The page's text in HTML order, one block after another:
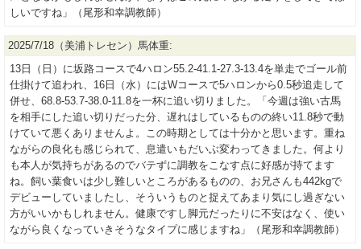
しいですね」（尾形和幸調教師）
2025/7/18（美浦トレセン）馬体重:
13日（日）に坂路コースで4ハロン55.2-41.1-27.3-13.4を単走でゴール前
仕掛けて追われ、16日（水）にはWコースで5ハロンから0.5秒追走して
併せ、68.8-53.7-38.0-11.8を一杯に追い切りました。「今週は強い古馬
を相手にした追い切りだった分、遅れはしているものの終い11.8秒で動
けていて悪くありませんよ。この時期としては十分かと思います。重ね
ながらの良化も感じられて、息遣いもだいぶ変わってきました。何より
も本人が気持ちがあるのでバテずに調教をこなす点に好感が持てます
ね。飼い葉食いは少し難しいところがあるものの、お兄さんも442kgで
デビューしていましたし、そういうものと捉えてあまり気にし過ぎない
方がいいかもしれません。健康ですし脚元だったりに不安はなく、使い
ながら良くなっていきそうなタイプに感じますね」（尾形和幸調教師）